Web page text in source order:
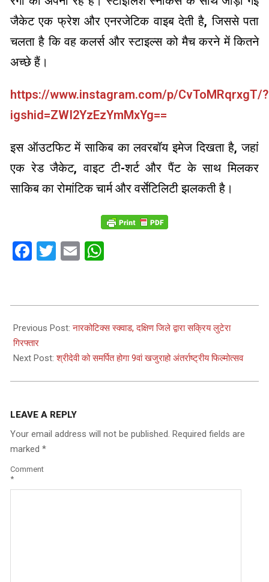
जैकेट एक फ्रेश और एनरजेटिक वाइब देती है, जिससे पता
चलता है कि वह कलर्स और स्टाइल्स को मैच करने में कितने
अच्छे हैं।
https://www.instagram.com/p/CvToMRqrxgT/?
igshid=ZWI2YzEzYmMxYg==
इस ऑउटफिट में साकिब का लवरबॉय इमेज दिखता है, जहां
एक रेड जैकेट, वाइट टी-शर्ट और पैंट के साथ मिलकर
साकिब का रोमांटिक चार्म और वर्सेटिलिटी झलकती है।
Facebook
Twitter
Email
12-
10
Previous Post:नारकोटिक्स स्क्वाड, दक्षिण जिले द्वारा सक्रिय लुटेरा
गिरफ्तार
Next Post:श्रीदेवी को समर्पित होगा 9वां खजुराहो अंतर्राष्ट्रीय फिल्मोत्सव
LEAVE A REPLY
Your email address will not be published. Required fields are
marked *
Comment
*